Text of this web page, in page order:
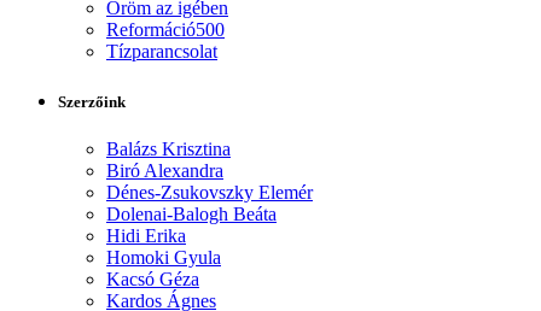
Öröm az igében
Reformáció500
Tízparancsolat
Szerzőink
Balázs Krisztina
Biró Alexandra
Dénes-Zsukovszky Elemér
Dolenai-Balogh Beáta
Hidi Erika
Homoki Gyula
Kacsó Géza
Kardos Ágnes